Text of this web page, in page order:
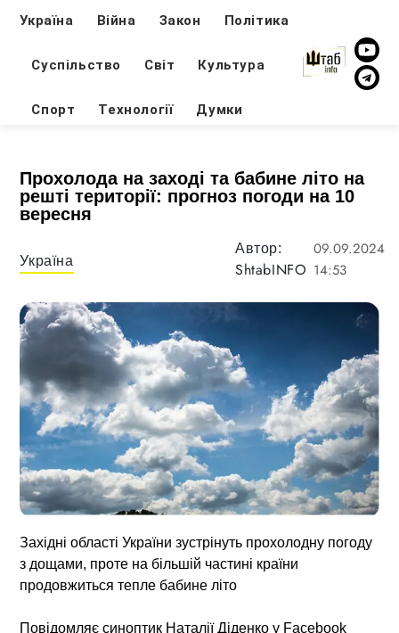
Україна Війна Закон Політика
Суспільство Світ Культура
Спорт Технології Думки
Прохолода на заході та бабине літо на
решті території: прогноз погоди на 10
вересня
Україна
Автор:
ShtabINFO
09.09.2024
14:53
Західні області України зустрінуть прохолодну погоду
з дощами, проте на більшій частині країни
продовжиться тепле бабине літо
Повідомляє синоптик Наталії Діденко у Facebook